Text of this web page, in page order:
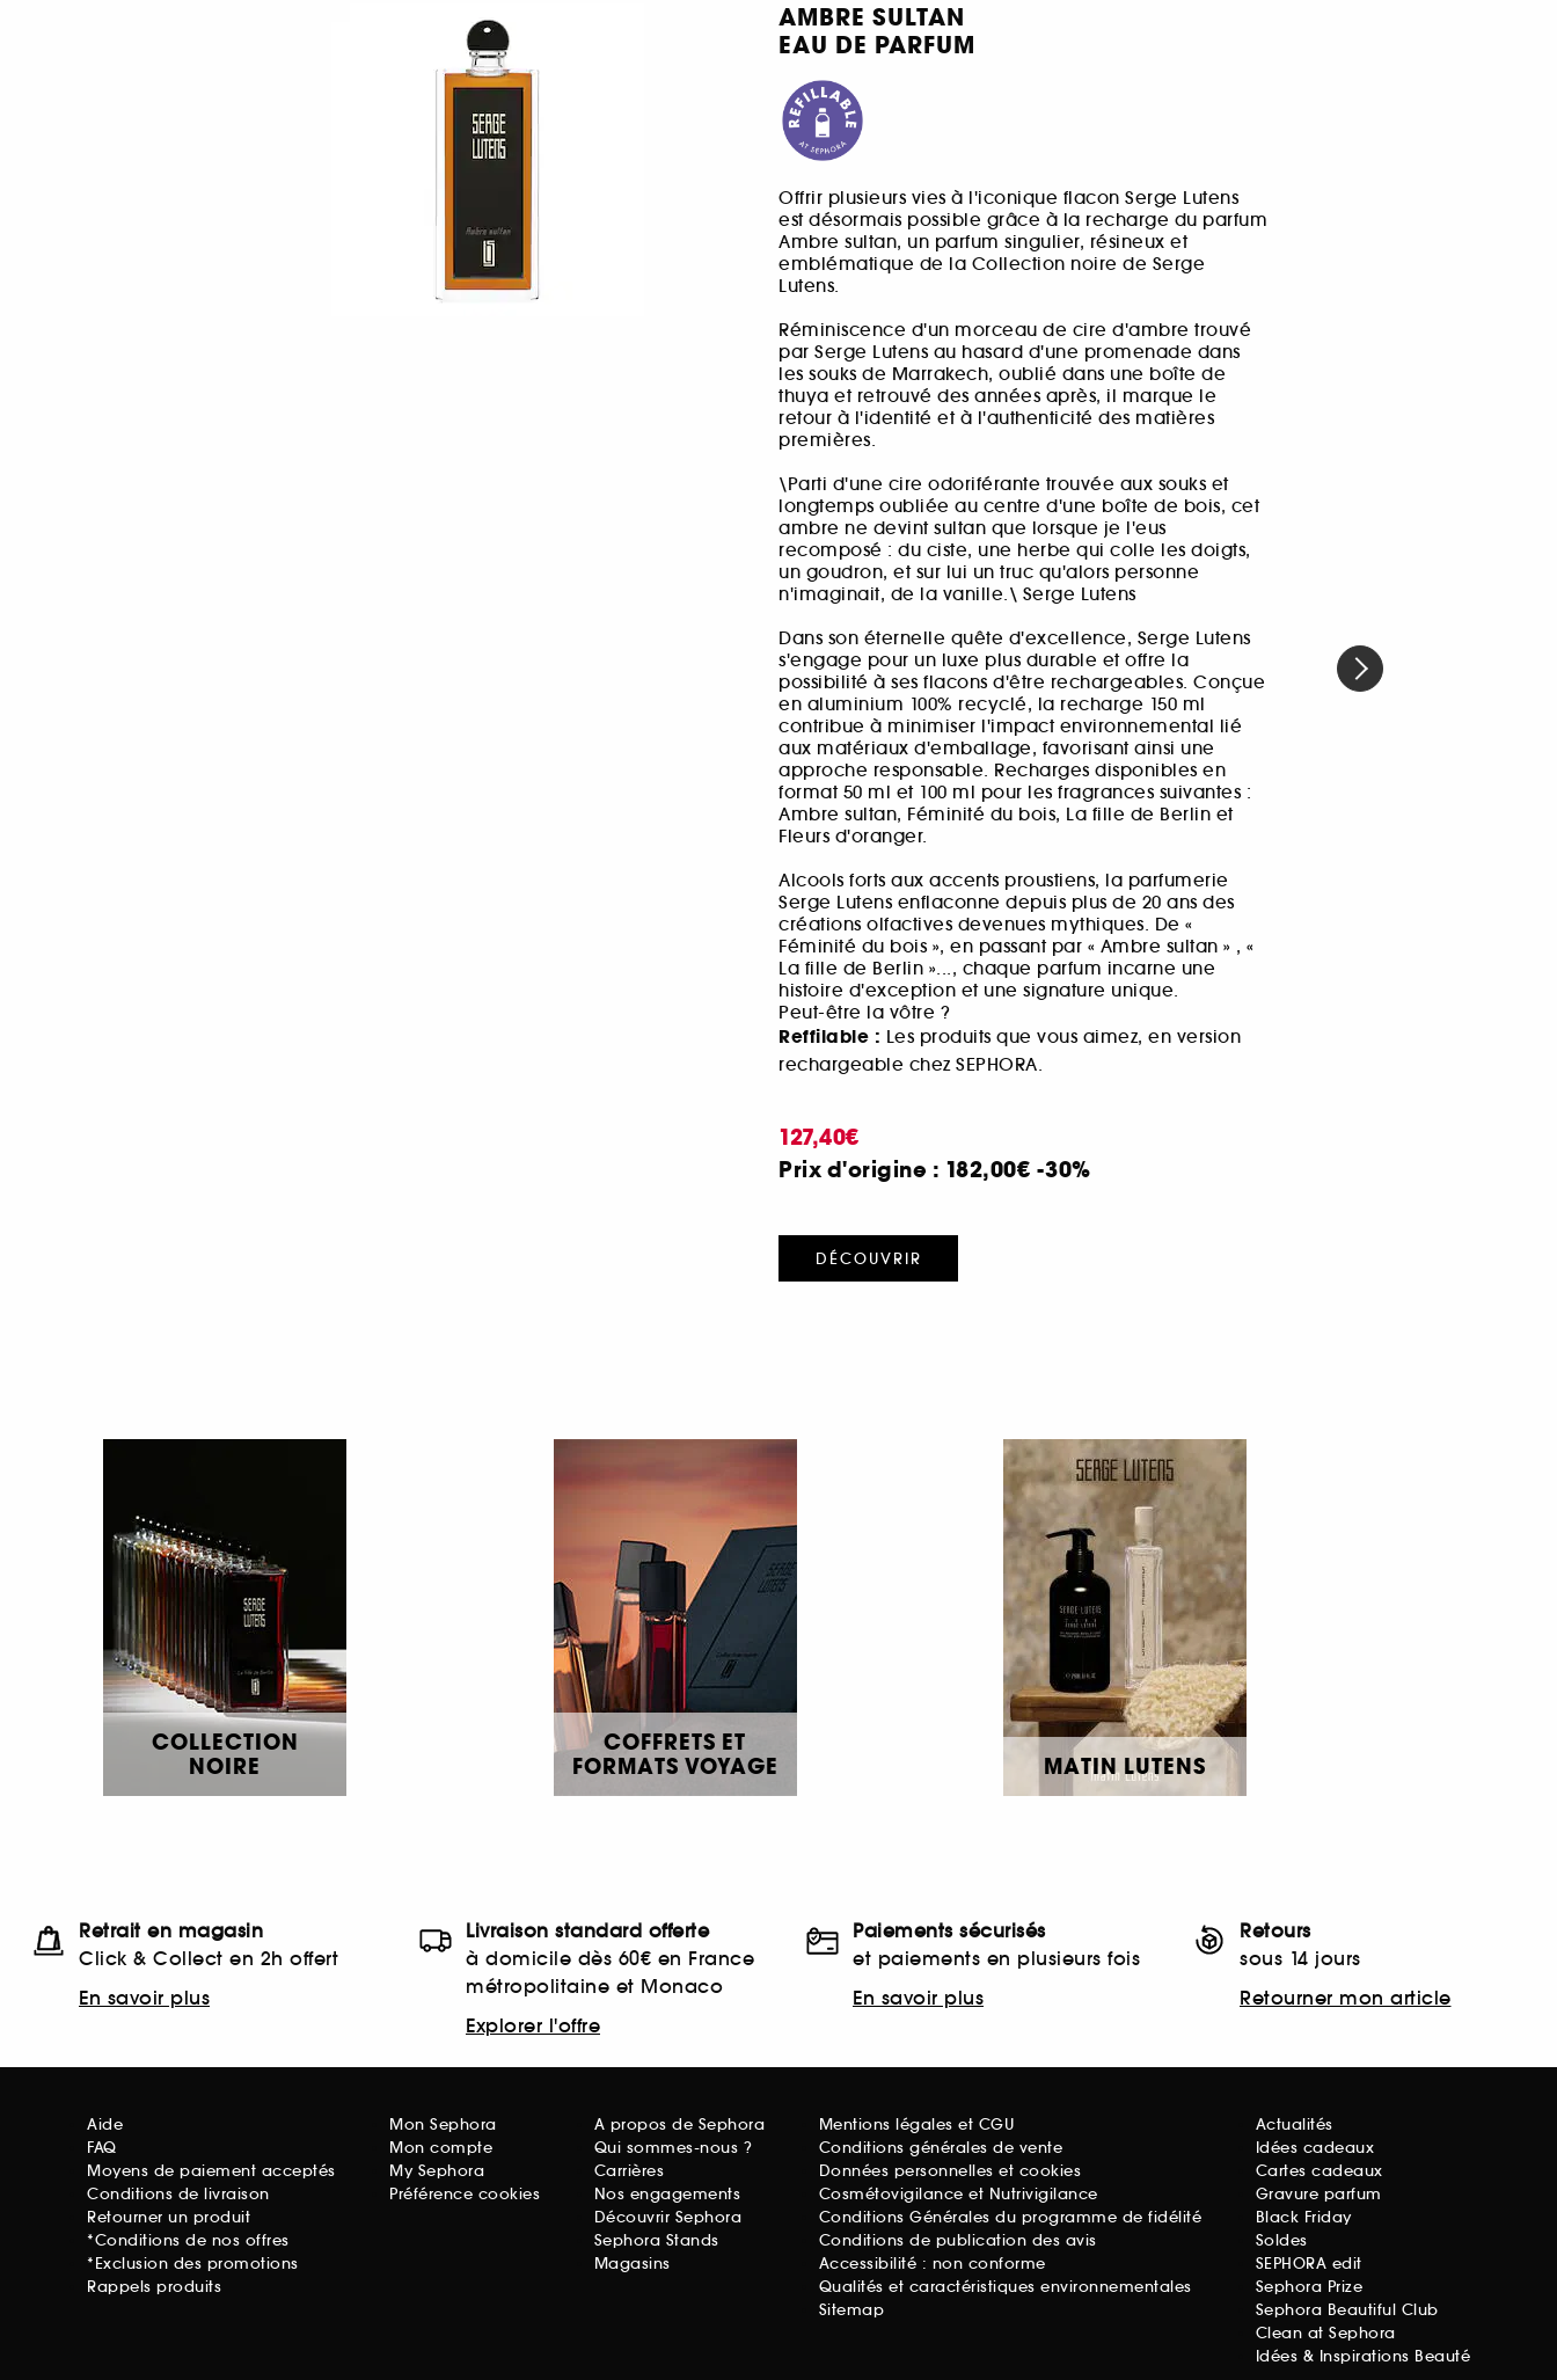
AMBRE SULTAN
EAU DE PARFUM
Offrir plusieurs vies à l'iconique flacon Serge Lutens
est désormais possible grâce à la recharge du parfum
Ambre sultan, un parfum singulier, résineux et
emblématique de la Collection noire de Serge
Lutens.
Réminiscence d'un morceau de cire d'ambre trouvé
par Serge Lutens au hasard d'une promenade dans
les souks de Marrakech, oublié dans une boîte de
thuya et retrouvé des années après, il marque le
retour à l'identité et à l'authenticité des matières
premières.
\Parti d'une cire odoriférante trouvée aux souks et
longtemps oubliée au centre d'une boîte de bois, cet
ambre ne devint sultan que lorsque je l'eus
recomposé : du ciste, une herbe qui colle les doigts,
un goudron, et sur lui un truc qu'alors personne
n'imaginait, de la vanille.\ Serge Lutens
Dans son éternelle quête d'excellence, Serge Lutens
s'engage pour un luxe plus durable et offre la
possibilité à ses flacons d'être rechargeables. Conçue
en aluminium 100% recyclé, la recharge 150 ml
contribue à minimiser l'impact environnemental lié
aux matériaux d'emballage, favorisant ainsi une
approche responsable. Recharges disponibles en
format 50 ml et 100 ml pour les fragrances suivantes :
Ambre sultan, Féminité du bois, La fille de Berlin et
Fleurs d'oranger.
Alcools forts aux accents proustiens, la parfumerie
Serge Lutens enflaconne depuis plus de 20 ans des
créations olfactives devenues mythiques. De «
Féminité du bois », en passant par « Ambre sultan » , «
La fille de Berlin »..., chaque parfum incarne une
histoire d'exception et une signature unique.
Peut-être la vôtre ?
Reffilable : Les produits que vous aimez, en version
rechargeable chez SEPHORA.
127,40€
Prix d'origine : 182,00€ -30%
DÉCOUVRIR
COLLECTION
NOIRE
COFFRETS ET
FORMATS VOYAGE
MATIN LUTENS
Retrait en magasin
Click & Collect en 2h offert
En savoir plus
Livraison standard offerte
à domicile dès 60€ en France
métropolitaine et Monaco
Explorer l'offre
Paiements sécurisés
et paiements en plusieurs fois
En savoir plus
Retours
sous 14 jours
Retourner mon article
Aide
FAQ
Moyens de paiement acceptés
Conditions de livraison
Retourner un produit
*Conditions de nos offres
*Exclusion des promotions
Rappels produits
Mon Sephora
Mon compte
My Sephora
Préférence cookies
A propos de Sephora
Qui sommes-nous ?
Carrières
Nos engagements
Découvrir Sephora
Sephora Stands
Magasins
Mentions légales et CGU
Conditions générales de vente
Données personnelles et cookies
Cosmétovigilance et Nutrivigilance
Conditions Générales du programme de fidélité
Conditions de publication des avis
Accessibilité : non conforme
Qualités et caractéristiques environnementales
Sitemap
Actualités
Idées cadeaux
Cartes cadeaux
Gravure parfum
Black Friday
Soldes
SEPHORA edit
Sephora Prize
Sephora Beautiful Club
Clean at Sephora
Idées & Inspirations Beauté